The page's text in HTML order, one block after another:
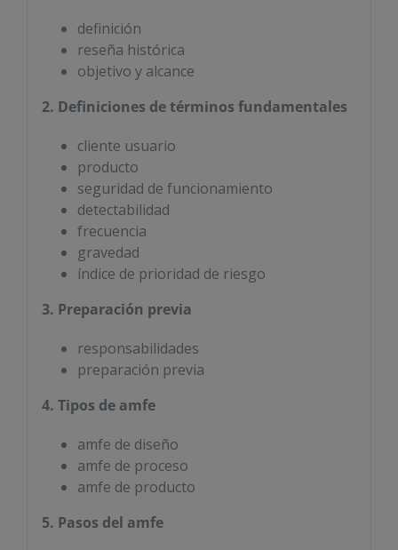
definición
reseña histórica
objetivo y alcance
2. Definiciones de términos fundamentales
cliente usuario
producto
seguridad de funcionamiento
detectabilidad
frecuencia
gravedad
índice de prioridad de riesgo
3. Preparación previa
responsabilidades
preparación previa
4. Tipos de amfe
amfe de diseño
amfe de proceso
amfe de producto
5. Pasos del amfe